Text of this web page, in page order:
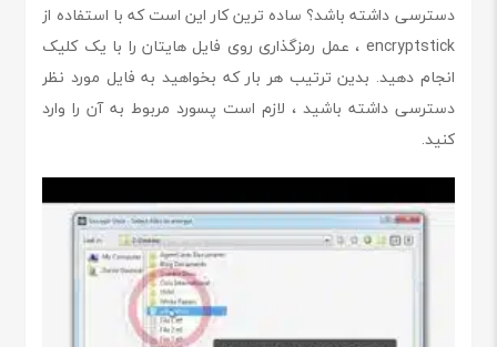
دسترسی داشته باشد؟ ساده ترین کار این است که با استفاده از
encryptstick ، عمل رمزگذاری روی فایل هایتان را با یک کلیک
انجام دهید. بدین ترتیب هر بار که بخواهید به فایل مورد نظر
دسترسی داشته باشید ، لازم است پسورد مربوط به آن را وارد
کنید.